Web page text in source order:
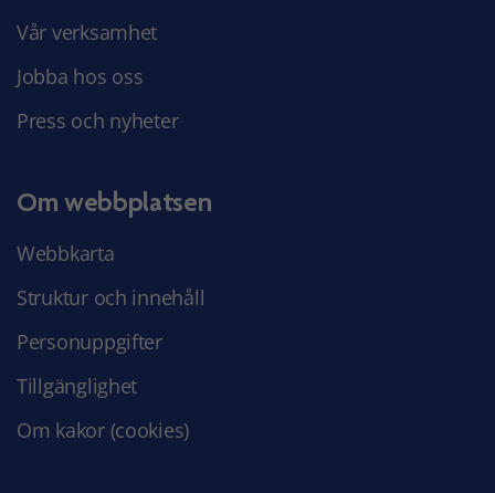
Vår verksamhet
Jobba hos oss
Press och nyheter
Om webbplatsen
Webbkarta
Struktur och innehåll
Personuppgifter
Tillgänglighet
Om kakor (cookies)